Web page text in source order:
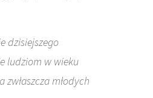
dzisiejszego
ludziom w wieku
młodych